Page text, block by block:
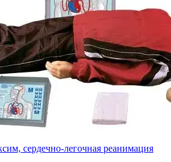
сердечно-легочная реанимация